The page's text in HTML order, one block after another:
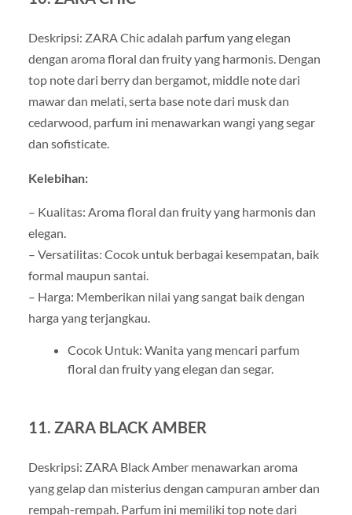
Deskripsi: ZARA Chic adalah parfum yang elegan
dengan aroma floral dan fruity yang harmonis. Dengan
top note dari berry dan bergamot, middle note dari
mawar dan melati, serta base note dari musk dan
cedarwood, parfum ini menawarkan wangi yang segar
dan sofisticate.
Kelebihan:
– Kualitas: Aroma floral dan fruity yang harmonis dan
elegan.
– Versatilitas: Cocok untuk berbagai kesempatan, baik
formal maupun santai.
– Harga: Memberikan nilai yang sangat baik dengan
harga yang terjangkau.
Cocok Untuk: Wanita yang mencari parfum
floral dan fruity yang elegan dan segar.
11. ZARA BLACK AMBER
Deskripsi: ZARA Black Amber menawarkan aroma
yang gelap dan misterius dengan campuran amber dan
rempah-rempah. Parfum ini memiliki top note dari